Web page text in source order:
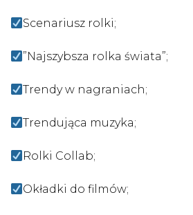
Scenariusz rolki;
”Najszybsza rolka świata”;
Trendy w nagraniach;
Trendująca muzyka;
Rolki Collab;
Okładki do filmów;